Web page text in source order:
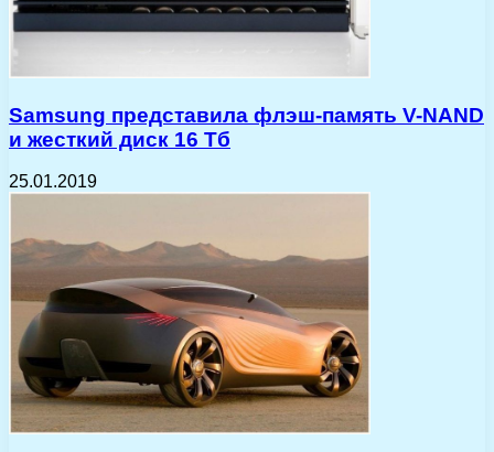
Samsung представила флэш-память V-NAND
и жесткий диск 16 Тб
25.01.2019